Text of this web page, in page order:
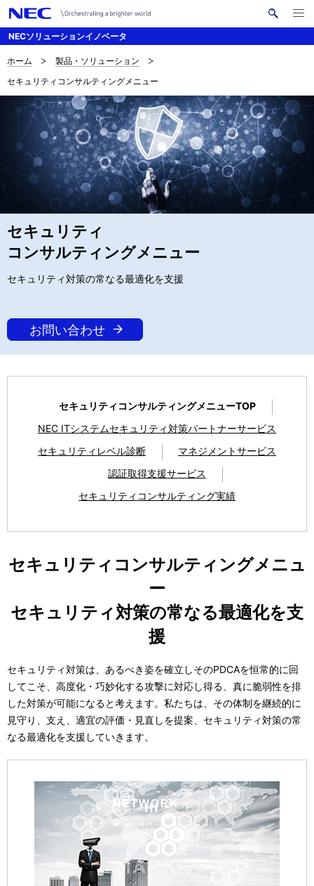
NECソリューションイノベータ
索
メ
ニ
ナ
ビ
サ
イ
内
在
位
置
ホーム
製品・ソリューション
セキュリティコンサルティングメニュー
セキュリティ
コンサルティングメニュー
セキュリティ対策の常なる最適化を支援
お問い合わせ
セキュリティコンサルティングメニューTOP
NEC ITシステムセキュリティ対策パートナーサービス
セキュリティレベル診断
マネジメントサービス
認証取得支援サービス
セキュリティコンサルティング実績
セキュリティコンサルティングメニュ
ー
セキュリティ対策の常なる最適化を支
援
セキュリティ対策は、あるべき姿を確立しそのPDCAを恒常的に回
してこそ、高度化・巧妙化する攻撃に対応し得る、真に脆弱性を排
した対策が可能になると考えます。私たちは、その体制を継続的に
見守り、支え、適宜の評価・見直しを提案、セキュリティ対策の常
なる最適化を支援していきます。